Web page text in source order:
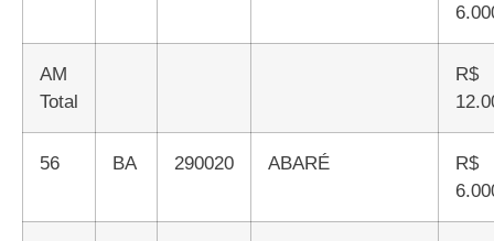
AM
Total
R$
56 BA 290020 ABARÉ
R$